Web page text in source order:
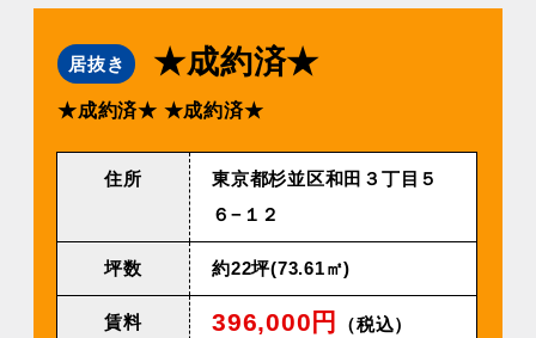
居抜き ★成約済★
★成約済★ ★成約済★
住所
東京都杉並区和田３丁目５
６−１２
坪数 約22坪(73.61㎡)
賃料 396,000円 （税込）